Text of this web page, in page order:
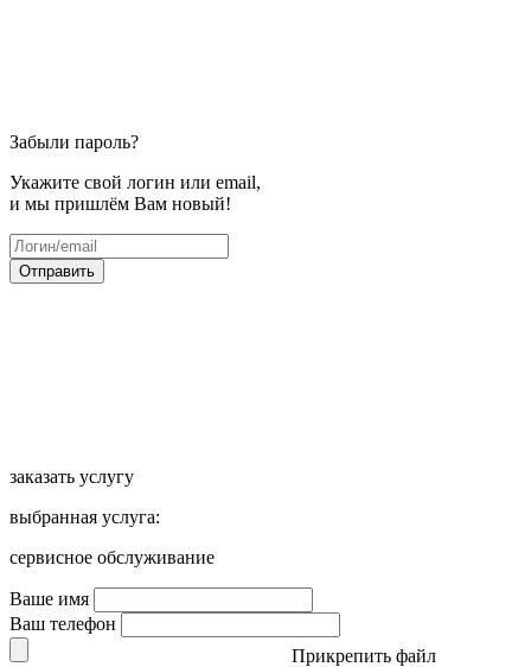
Забыли пароль?
Укажите свой логин или email,
и мы пришлём Вам новый!
Отправить
заказать услугу
выбранная услуга:
сервисное обслуживание
Ваше имя
Ваш телефон
Прикрепить файл